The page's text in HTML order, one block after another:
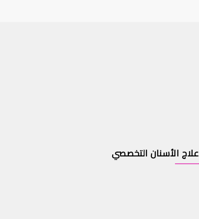
علاج الأسنان التخصصي